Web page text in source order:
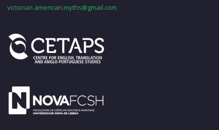
victorian.american.myths@gmail.com